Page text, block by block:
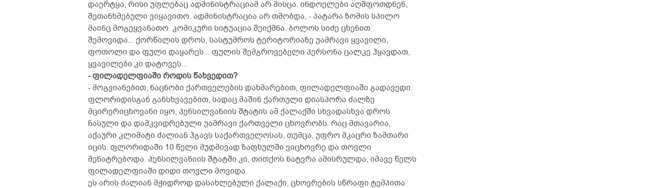
დაერტყა, რისი უფლებაც ადმინისტრაციამ არ მისცა. ინდოელები აღშფოთდნენ,
შეთანხმებული ვიყავითო. ადმინისტრაცია არ თმობდა, - პატარა ზომის სპილო
მაინც მოგეყვანათო. კომიკური სიტუაცია შეიქმნა. ბოლოს სიძე ცხენით
შემოვიდა... ქორწილის დროს, სასტუმროს ტერიტორიაზე უამრავი ყვავილი,
ფოთოლი და ფული დაყარეს... ფულის შემგროვებელი პერსონა ცალკე ჰყავდათ,
ყვავილები კი დატოვეს...
- ფილადელფიაში როდის წახვედით?
- მოგვიანებით, ნაცნობი ქართველების დახმარებით, ფილადელფიაში გადავედი.
ფლორიდისგან განსხვავებით, სადაც მაშინ ქართული დიასპორა ძალზე
მცირერიცხოვანი იყო, პენსილვანიის შტატის ამ ქალაქში სხვადასხვა დროს
ჩასული და დამკვიდრებული უამრავი ქართველი ცხოვრობს. რაც მთავარია,
აქაური კლიმატი ძალიან ჰგავს საქართველოსას, თუმცა, უფრო მკაცრი ზამთარი
იცის. ფლორიდაში 10 წელი მუდმივად ზაფხულში ვიცხოვრე და თოვლი
მენატრებოდა. პენსილვანიის შტატში კი, თითქოს ნატვრა ამისრულდა, იმავე წელს
ფილადელფიაში დიდი თოვლი მოვიდა.
ეს არის ძალიან მჭიდროდ დასახლებული ქალაქი, ცხოვრების სწრაფი ტემპითა